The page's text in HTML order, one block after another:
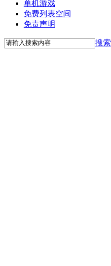
单机游戏
免费列表空间
免责声明
搜索